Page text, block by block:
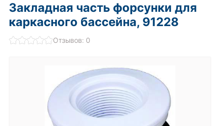
Закладная часть форсунки для
каркасного бассейна, 91228
Отзывов: 0